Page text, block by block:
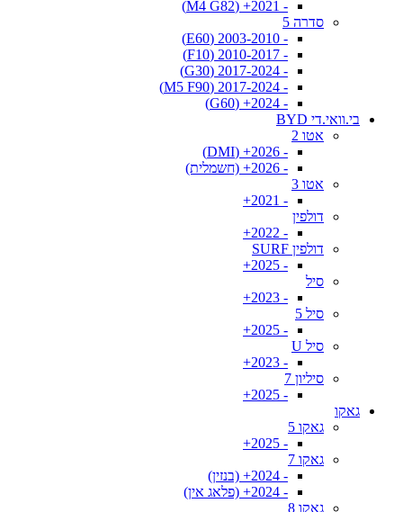
- 2021+ (M4 G82)
סדרה 5
- 2003-2010 (E60)
- 2010-2017 (F10)
- 2017-2024 (G30)
- 2017-2024 (M5 F90)
- 2024+ (G60)
בי.וואי.די BYD
אטו 2
- 2026+ (DMI)
- 2026+ (חשמלית)
אטו 3
- 2021+
דולפין
- 2022+
דולפין SURF
- 2025+
סיל
- 2023+
סיל 5
- 2025+
סיל U
- 2023+
סיליון 7
- 2025+
גאקו
גאקו 5
- 2025+
גאקו 7
- 2024+ (בנזין)
- 2024+ (פלאג אין)
גאקו 8